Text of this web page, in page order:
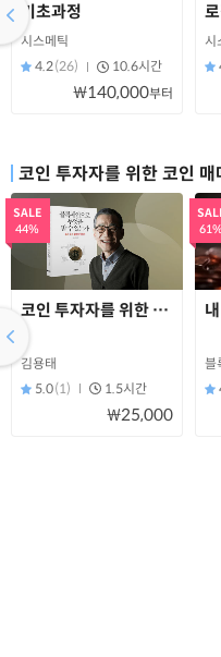
기초과정
시스메틱
4.2(26) 10.6시간
₩140,000부터
시
코인 투자자를 위한 코인 매
SALE
44%
코인 투자자를 위한 "김용태
김용태
5.0(1) 1.5시간
₩25,000
블